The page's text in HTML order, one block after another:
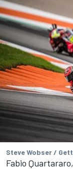
Steve Wobser /
Fabio